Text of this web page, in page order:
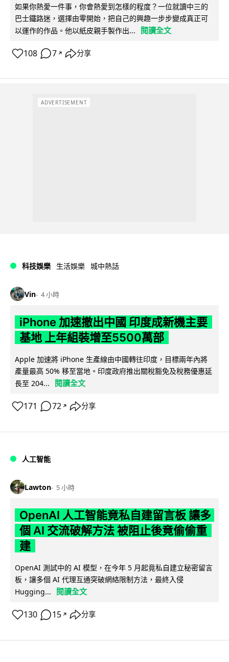
如果你熱愛一件事，你會熱愛到怎樣的程度？一位就讀中三的
巴士鐵路迷，選擇由零開始，把自己的興趣一步步變成真正可
以運作的作品。他以紙皮親手製作出...
閱讀全文
108 7 ↗ 分享
ADVERTISEMENT
科技娛樂 生活娛樂 城中熱話
Vin 4 小時
iPhone 加速撤出中國 印度成新機主要
基地 上年組裝增至5500萬部
Apple 加速將 iPhone 生產線由中國轉往印度，目標兩年內將
產量最高 50% 移至當地。印度政府推出關稅豁免及稅務優惠延
長至 204...
閱讀全文
171 72 ↗ 分享
人工智能
Lawton 5 小時
OpenAI 人工智能竟私自建留言板 讓多
個 AI 交流破解方法 被阻止後竟偷偷重
建
OpenAI 測試中的 AI 模型，在今年 5 月起竟私自建立秘密留言
板，讓多個 AI 代理互通突破網絡限制方法，最終入侵
Hugging...
閱讀全文
130 15 ↗ 分享